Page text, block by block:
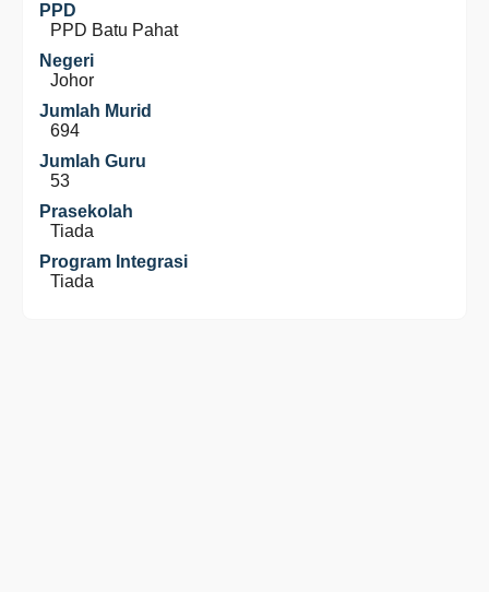
PPD
PPD Batu Pahat
Negeri
Johor
Jumlah Murid
694
Jumlah Guru
53
Prasekolah
Tiada
Program Integrasi
Tiada